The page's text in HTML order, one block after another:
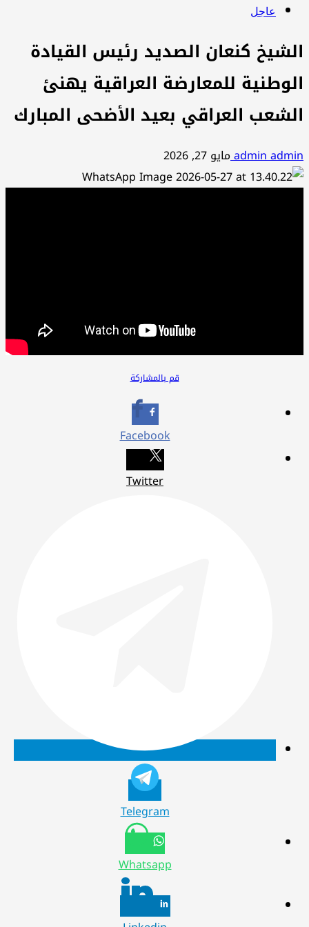
عاجل
الشيخ كنعان الصديد رئيس القيادة
الوطنية للمعارضة العراقية يهنئ
الشعب العراقي بعيد الأضحى المبارك
admin adminمايو 27, 2026
قم بالمشاركة
Facebook
Twitter
Telegram
Whatsapp